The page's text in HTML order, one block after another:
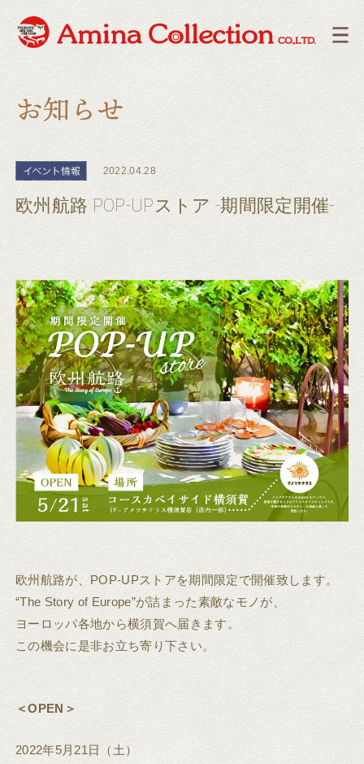
2022.04.28
欧州航路 POP-UPストア -期間限定開催-
欧州航路が、POP-UPストアを期間限定で開催致します。
“The Story of Europe”が詰まった素敵なモノが、
ヨーロッパ各地から横須賀へ届きます。
この機会に是非お立ち寄り下さい。
＜OPEN＞
2022年5月21日（土）